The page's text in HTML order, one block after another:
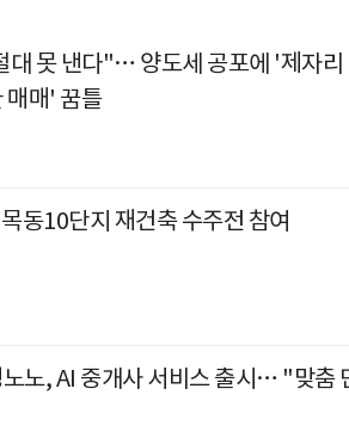
대 못 낸다"… 양도세 공포에 '제자리
매매' 꿈틀
동10단지 재건축 수주전 참여
노, AI 중개사 서비스 출시… "맞춤